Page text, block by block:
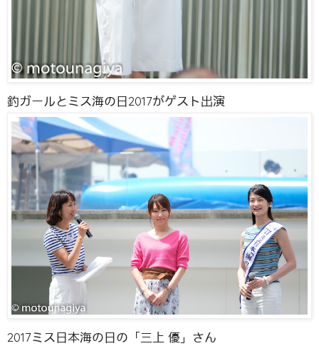
釣ガールとミス海の日2017がゲスト出演
2017ミス日本海の日の「三上 優」さん